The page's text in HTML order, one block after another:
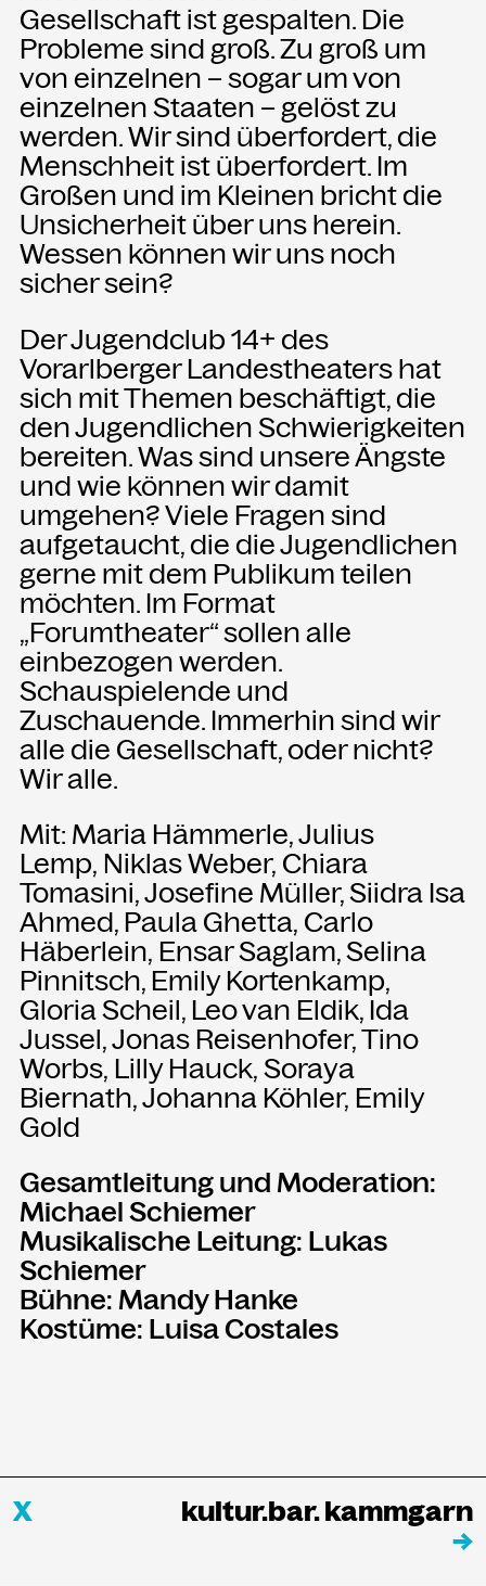
NEWSLETTER
Einmal wöchentlich informieren wir
über aktuelle Events in der
Kammgarn. Jetzt anmelden und
nichts mehr verpassen.
ANMELDEN
Gesellschaft ist gespalten. Die
Probleme sind groß. Zu groß um
von einzelnen – sogar um von
einzelnen Staaten – gelöst zu
werden. Wir sind überfordert, die
Menschheit ist überfordert. Im
Großen und im Kleinen bricht die
Unsicherheit über uns herein.
Wessen können wir uns noch
sicher sein?
Der Jugendclub 14+ des
Vorarlberger Landestheaters hat
sich mit Themen beschäftigt, die
den Jugendlichen Schwierigkeiten
bereiten. Was sind unsere Ängste
und wie können wir damit
umgehen? Viele Fragen sind
aufgetaucht, die die Jugendlichen
gerne mit dem Publikum teilen
möchten. Im Format
„Forumtheater“ sollen alle
einbezogen werden.
Schauspielende und
Zuschauende. Immerhin sind wir
alle die Gesellschaft, oder nicht?
Wir alle.
Mit: Maria Hämmerle, Julius
Lemp, Niklas Weber, Chiara
Tomasini, Josefine Müller, Siidra Isa
Ahmed, Paula Ghetta, Carlo
Häberlein, Ensar Saglam, Selina
Pinnitsch, Emily Kortenkamp,
Gloria Scheil, Leo van Eldik, Ida
Jussel, Jonas Reisenhofer, Tino
Worbs, Lilly Hauck, Soraya
Biernath, Johanna Köhler, Emily
Gold
Gesamtleitung und Moderation:
Michael Schiemer
Musikalische Leitung: Lukas
Schiemer
Bühne: Mandy Hanke
Kostüme: Luisa Costales
X
kultur.bar. kammgarn
→